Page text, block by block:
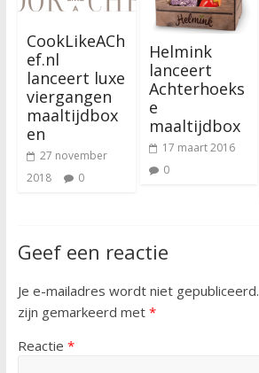
CookLikeACh
ef.nl
lanceert luxe
viergangen
maaltijdbox
en
27 november
2018
0
Helmink
lanceert
Achterhoeks
e
maaltijdbox
17 maart 2016
0
Geef een reactie
Je e-mailadres wordt niet gepubliceerd.
zijn gemarkeerd met *
Reactie *